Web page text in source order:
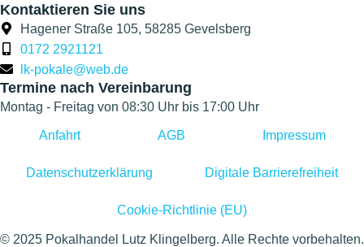
Kontaktieren Sie uns
Hagener Straße 105, 58285 Gevelsberg
0172 2921121
lk-pokale@web.de
Termine nach Vereinbarung
Montag - Freitag von 08:30 Uhr bis 17:00 Uhr
Anfahrt AGB Impressum
Datenschutzerklärung Digitale Barrierefreiheit
Cookie-Richtlinie (EU)
© 2025 Pokalhandel Lutz Klingelberg. Alle Rechte vorbehalten.